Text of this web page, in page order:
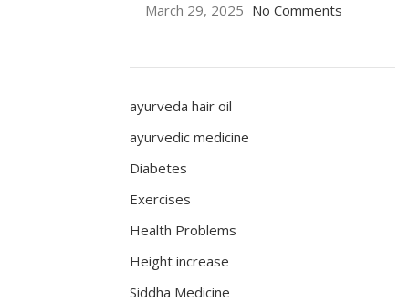
March 29, 2025 No Comments
ayurveda hair oil
ayurvedic medicine
Diabetes
Exercises
Health Problems
Height increase
Siddha Medicine